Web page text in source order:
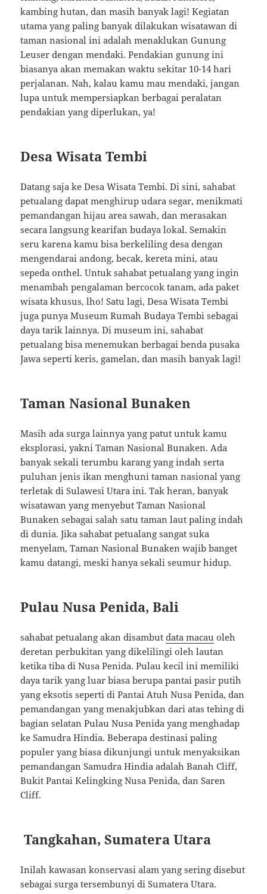
kambing hutan, dan masih banyak lagi! Kegiatan
utama yang paling banyak dilakukan wisatawan di
taman nasional ini adalah menaklukan Gunung
Leuser dengan mendaki. Pendakian gunung ini
biasanya akan memakan waktu sekitar 10-14 hari
perjalanan. Nah, kalau kamu mau mendaki, jangan
lupa untuk mempersiapkan berbagai peralatan
pendakian yang diperlukan, ya!
Desa Wisata Tembi
Datang saja ke Desa Wisata Tembi. Di sini, sahabat
petualang dapat menghirup udara segar, menikmati
pemandangan hijau area sawah, dan merasakan
secara langsung kearifan budaya lokal. Semakin
seru karena kamu bisa berkeliling desa dengan
mengendarai andong, becak, kereta mini, atau
sepeda onthel. Untuk sahabat petualang yang ingin
menambah pengalaman bercocok tanam, ada paket
wisata khusus, lho! Satu lagi, Desa Wisata Tembi
juga punya Museum Rumah Budaya Tembi sebagai
daya tarik lainnya. Di museum ini, sahabat
petualang bisa menemukan berbagai benda pusaka
Jawa seperti keris, gamelan, dan masih banyak lagi!
Taman Nasional Bunaken
Masih ada surga lainnya yang patut untuk kamu
eksplorasi, yakni Taman Nasional Bunaken. Ada
banyak sekali terumbu karang yang indah serta
puluhan jenis ikan menghuni taman nasional yang
terletak di Sulawesi Utara ini. Tak heran, banyak
wisatawan yang menyebut Taman Nasional
Bunaken sebagai salah satu taman laut paling indah
di dunia. Jika sahabat petualang sangat suka
menyelam, Taman Nasional Bunaken wajib banget
kamu datangi, meski hanya sekali seumur hidup.
Pulau Nusa Penida, Bali
sahabat petualang akan disambutdata macau oleh
deretan perbukitan yang dikelilingi oleh lautan
ketika tiba di Nusa Penida. Pulau kecil ini memiliki
daya tarik yang luar biasa berupa pantai pasir putih
yang eksotis seperti di Pantai Atuh Nusa Penida, dan
pemandangan yang menakjubkan dari atas tebing di
bagian selatan Pulau Nusa Penida yang menghadap
ke Samudra Hindia. Beberapa destinasi paling
populer yang biasa dikunjungi untuk menyaksikan
pemandangan Samudra Hindia adalah Banah Cliff,
Bukit Pantai Kelingking Nusa Penida, dan Saren
Cliff.
Tangkahan, Sumatera Utara
Inilah kawasan konservasi alam yang sering disebut
sebagai surga tersembunyi di Sumatera Utara.